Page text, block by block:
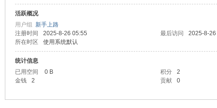
活跃概况
用户组 新手上路
注册时间
2025-8-26 05:55 最后访问
2025-8-
所在时区
使用系统默认
统计信息
已用空间
0 B 积分
2
金钱
2 贡献 0